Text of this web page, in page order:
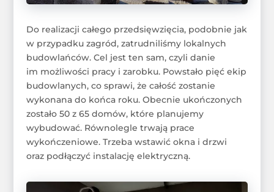
Do realizacji całego przedsięwzięcia, podobnie jak
w przypadku zagród, zatrudniliśmy lokalnych
budowlańców. Cel jest ten sam, czyli danie
im możliwości pracy i zarobku. Powstało pięć ekip
budowlanych, co sprawi, że całość zostanie
wykonana do końca roku. Obecnie ukończonych
zostało 50 z 65 domów, które planujemy
wybudować. Równolegle trwają prace
wykończeniowe. Trzeba wstawić okna i drzwi
oraz podłączyć instalację elektryczną.